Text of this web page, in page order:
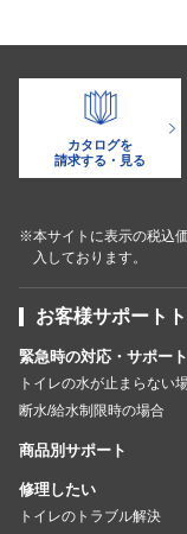
カタログを
請求する・見る
※本サイトに表示の税込
入しております。
お客様サポート
緊急時の対応・サポート
トイレの水が止まらない
断水/給水制限時の場合
商品別サポート
修理したい
トイレのトラブル解決